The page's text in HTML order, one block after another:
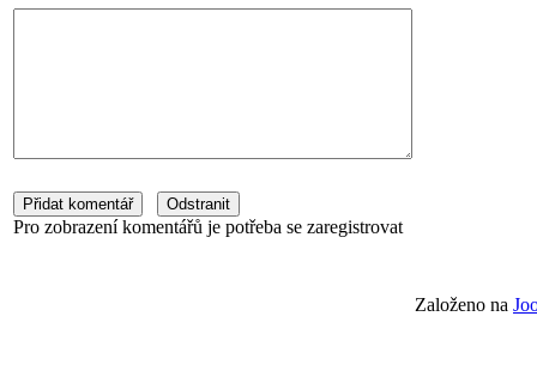
Pro zobrazení komentářů je potřeba se zaregistrovat
Založeno na